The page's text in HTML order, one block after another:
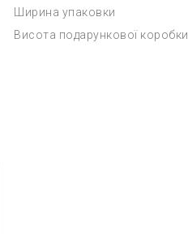
Ширина упаковки
Висота подарункової коробки